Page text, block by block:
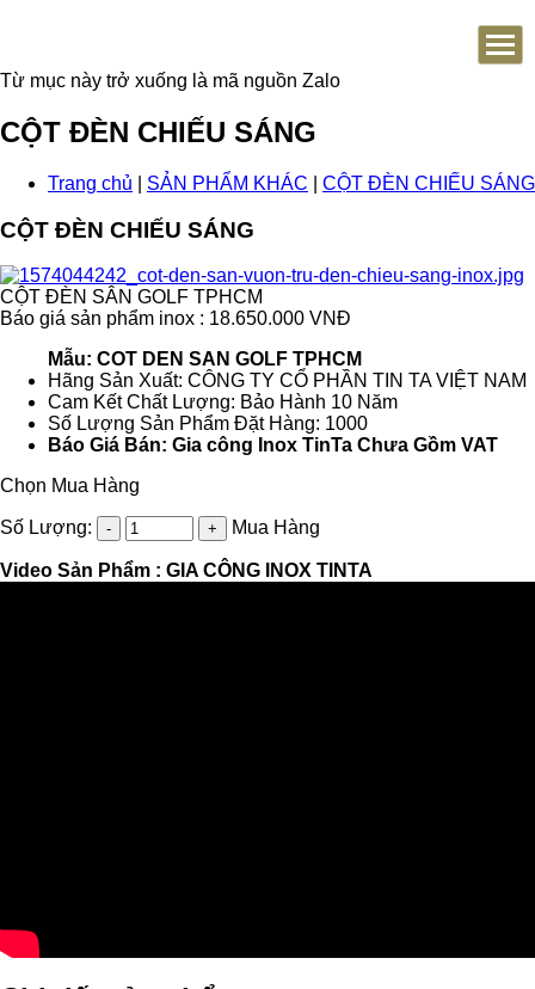
Từ mục này trở xuống là mã nguồn Zalo
CỘT ĐÈN CHIẾU SÁNG
Trang chủ SẢN PHẨM KHÁC CỘT ĐÈN CHIẾU SÁNG
CỘT ĐÈN CHIẾU SÁNG
CỘT ĐÈN SÂN GOLF TPHCM
Báo giá sản phẩm inox : 18.650.000 VNĐ
Mẫu: COT DEN SAN GOLF TPHCM
Hãng Sản Xuất: CÔNG TY CỔ PHẦN TIN TA VIỆT NAM
Cam Kết Chất Lượng: Bảo Hành 10 Năm
Số Lượng Sản Phẩm Đặt Hàng: 1000
Báo Giá Bán: Gia công Inox TinTa Chưa Gồm VAT
Chọn Mua Hàng
Số Lượng: Mua Hàng
Video Sản Phẩm : GIA CÔNG INOX TINTA